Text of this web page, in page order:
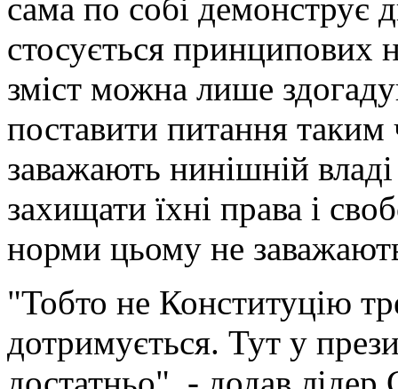
сама по собі демонструє
стосується принципових
зміст можна лише
поставити питання
заважають нинішній
захищати їхні права і
норми цьому не
"Тобто не Конституцію
дотримується. Тут у